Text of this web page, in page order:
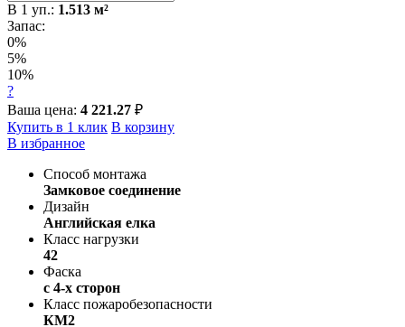
В 1 уп.: 1.513 м²
Запас:
0%
5%
10%
?
Ваша цена: 4 221.27 ₽
Купить в 1 клик В корзину
В избранное
Способ монтажа
Замковое соединение
Дизайн
Английская елка
Класс нагрузки
42
Фаска
с 4-х сторон
Класс пожаробезопасности
КМ2